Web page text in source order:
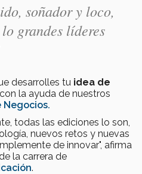
soñador y loco,
grandes líderes
desarrolles tu idea de
con la ayuda de nuestros
Negocios.
todas las ediciones lo son,
nuevos retos y nuevas
de innovar", afirma
la carrera de
.